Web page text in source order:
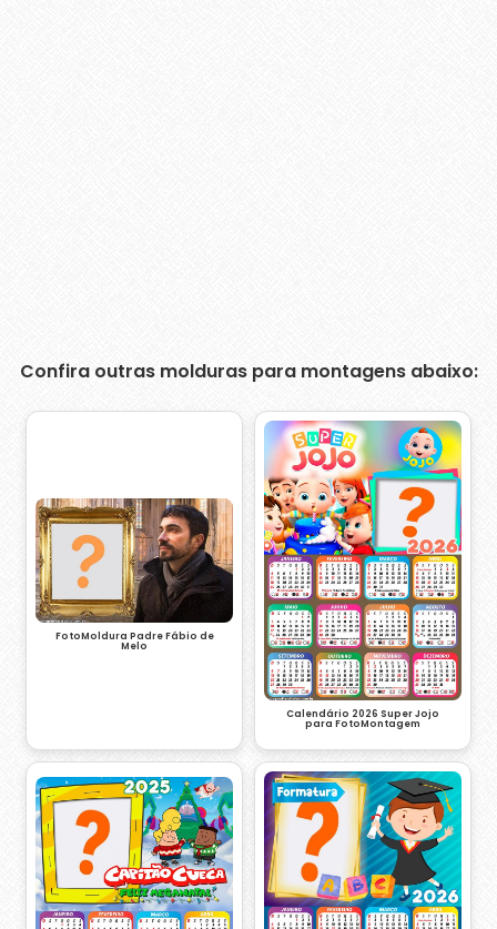
Confira outras molduras para montagens abaixo:
FotoMoldura Padre Fábio de
Melo
Calendário 2026 Super Jojo
para FotoMontagem